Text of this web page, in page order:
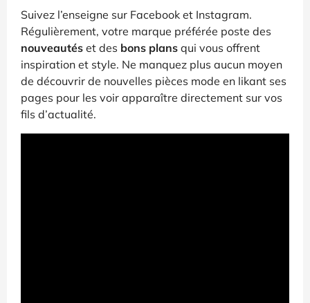
Suivez l’enseigne sur Facebook et Instagram.
Régulièrement, votre marque préférée poste des
nouveautés et des bons plans qui vous offrent
inspiration et style. Ne manquez plus aucun moyen
de découvrir de nouvelles pièces mode en likant ses
pages pour les voir apparaître directement sur vos
fils d’actualité.